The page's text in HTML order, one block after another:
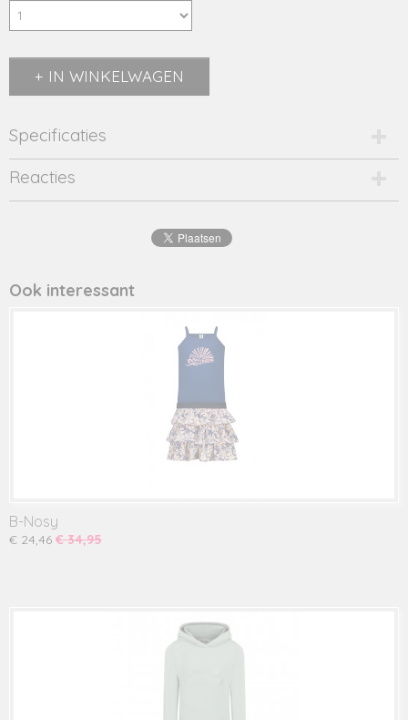
IN WINKELWAGEN
Specificaties
Productcode
2280-12906
Productcode leverancier
Reacties
Ook interessant
B-Nosy
€ 24,46 € 34,95